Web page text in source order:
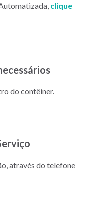
clique
do contêiner.
através do telefone